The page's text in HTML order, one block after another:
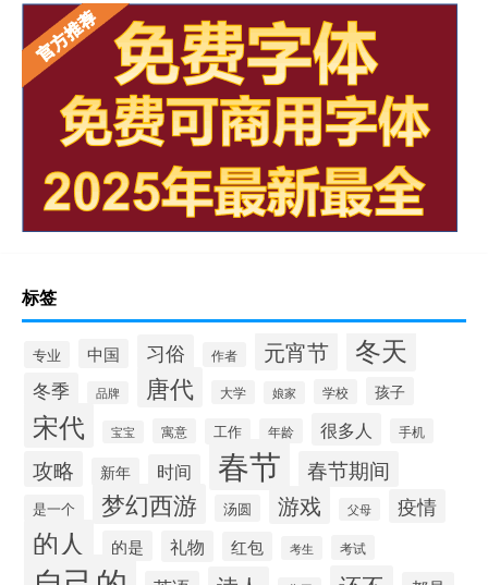
标签
专业 中国 习俗 作者 元宵节 冬天
冬季 品牌 唐代 大学 娘家 学校 孩子
宋代 宝宝 寓意 工作 年龄 很多人 手机
攻略 新年 时间 春节 春节期间
是一个 梦幻西游 汤圆 游戏 父母 疫情
的人 的是 礼物 红包 考生 考试